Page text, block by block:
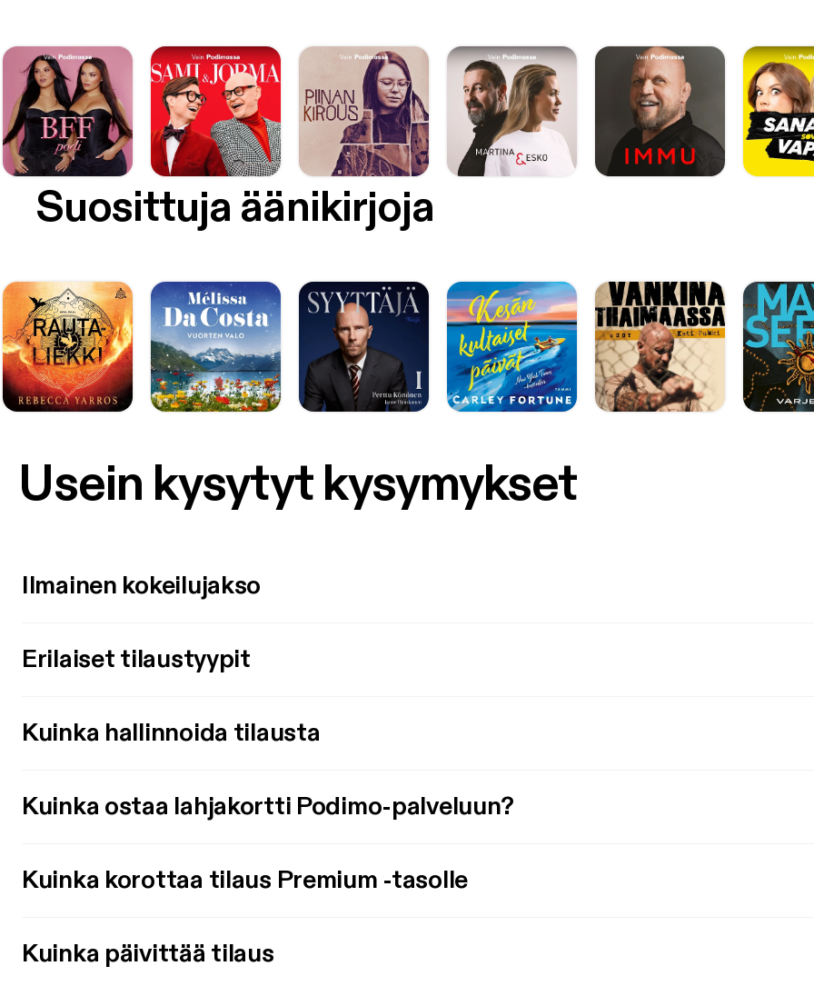
Suosittuja äänikirjoja
Usein kysytyt kysymykset
Ilmainen kokeilujakso
Erilaiset tilaustyypit
Kuinka hallinnoida tilausta
Kuinka ostaa lahjakortti Podimo-palveluun?
Kuinka korottaa tilaus Premium -tasolle
Kuinka päivittää tilaus